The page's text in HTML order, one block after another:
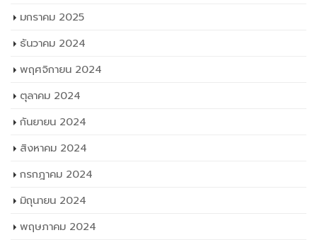
มกราคม 2025
ธันวาคม 2024
พฤศจิกายน 2024
ตุลาคม 2024
กันยายน 2024
สิงหาคม 2024
กรกฎาคม 2024
มิถุนายน 2024
พฤษภาคม 2024